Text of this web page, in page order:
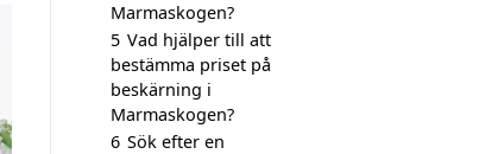
Marmaskogen?
5 Vad hjälper till att
bestämma priset på
beskärning i
Marmaskogen?
6 Sök efter en